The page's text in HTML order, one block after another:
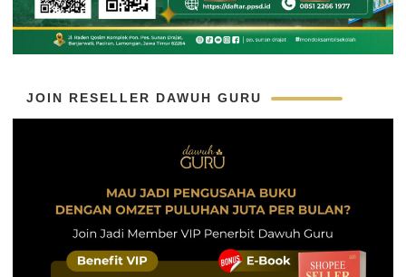
JOIN RESELLER DAWUH GURU